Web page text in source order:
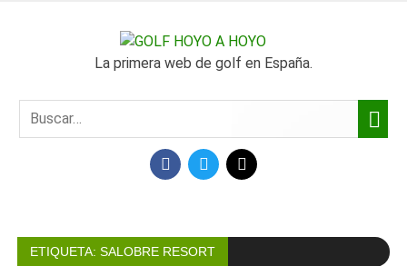
GOLF
HOYO
La primera web de golf en España.
FACEBOOKTWITTER
MAIL
ETIQUETA:SALOBRE RESORT